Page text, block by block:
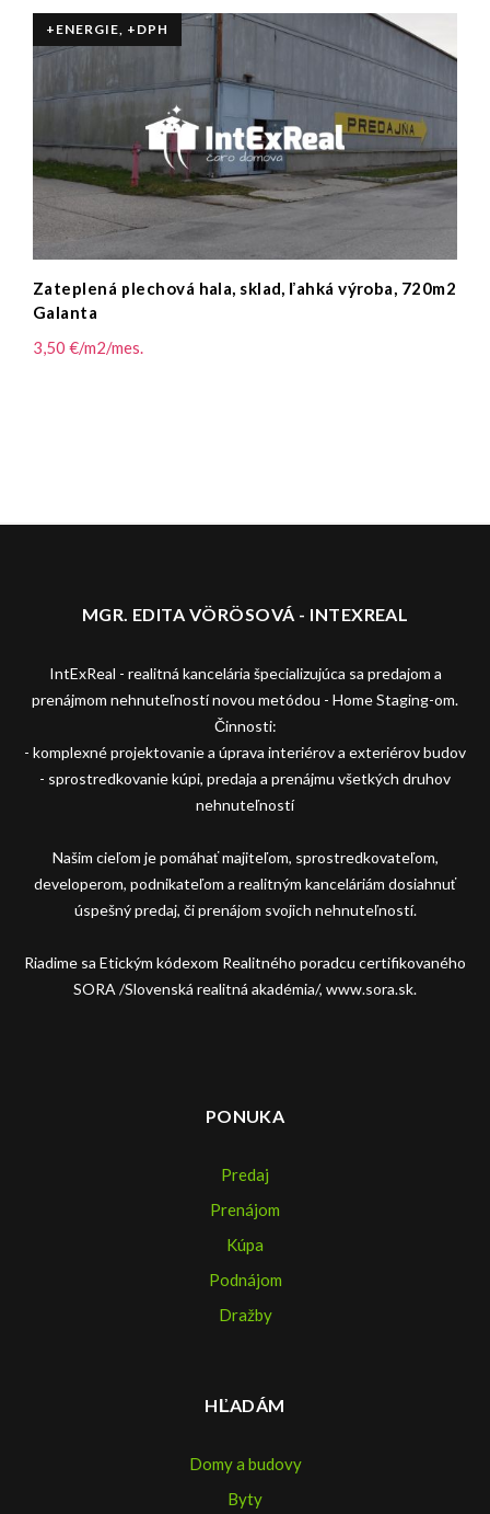
+ENERGIE, +DPH
Zateplená plechová hala, sklad, ľahká výroba, 720m2
Galanta
3,50 €/m2/mes.
MGR. EDITA VÖRÖSOVÁ - INTEXREAL
IntExReal - realitná kancelária špecializujúca sa predajom a
prenájmom nehnuteľností novou metódou - Home Staging-om.
Činnosti:
- komplexné projektovanie a úprava interiérov a exteriérov budov
- sprostredkovanie kúpi, predaja a prenájmu všetkých druhov
nehnuteľností
Našim cieľom je pomáhať majiteľom, sprostredkovateľom,
developerom, podnikateľom a realitným kanceláriám dosiahnuť
úspešný predaj, či prenájom svojich nehnuteľností.
Riadime sa Etickým kódexom Realitného poradcu certifikovaného
SORA /Slovenská realitná akadémia/, www.sora.sk.
PONUKA
Predaj
Prenájom
Kúpa
Podnájom
Dražby
HĽADÁM
Domy a budovy
Byty